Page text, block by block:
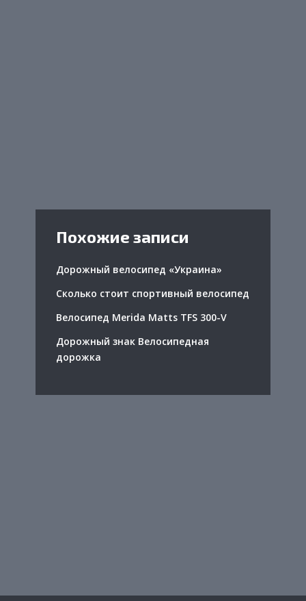
Похожие записи
Дорожный велосипед «Украина»
Сколько стоит спортивный велосипед
Велосипед Merida Matts TFS 300-V
Дорожный знак Велосипедная
дорожка